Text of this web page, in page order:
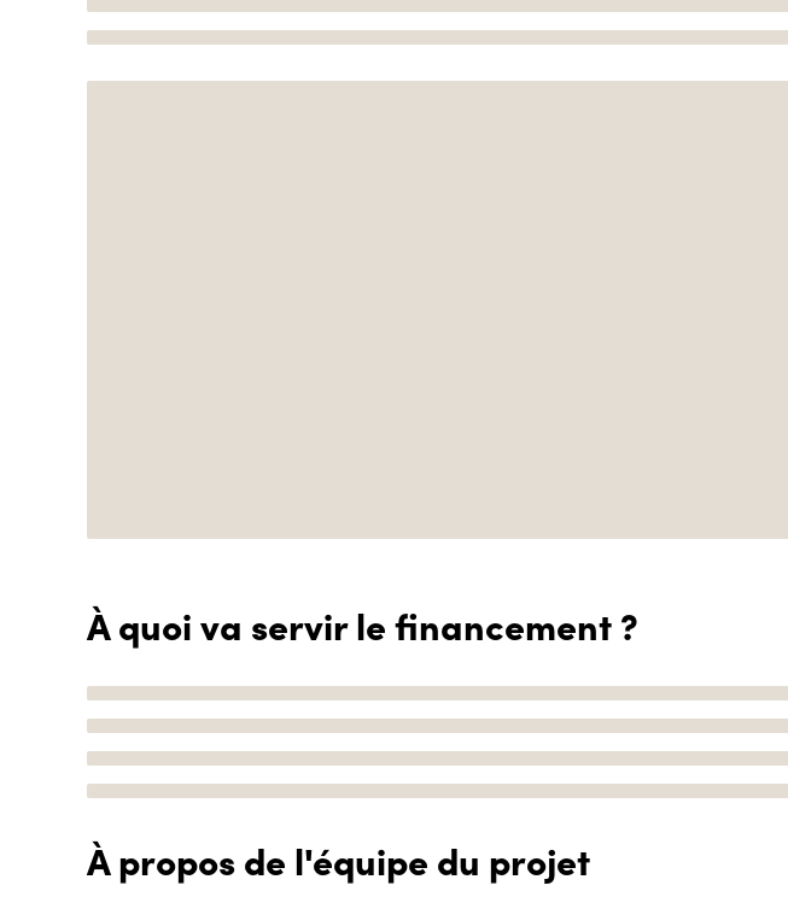
À quoi va servir le financement ?
À propos de l'équipe du projet